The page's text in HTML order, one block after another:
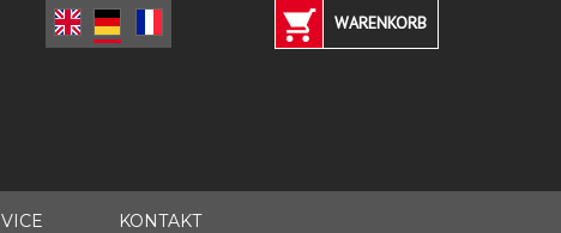
WARENKORB
KONTAKT